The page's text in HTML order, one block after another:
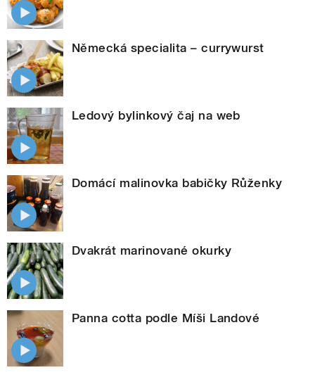
Německá specialita – currywurst
Ledový bylinkový čaj na web
Domácí malinovka babičky Růženky
Dvakrát marinované okurky
Panna cotta podle Míši Landové